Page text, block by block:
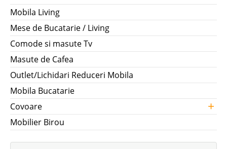
Mobila Living
Mese de Bucatarie / Living
Comode si masute Tv
Masute de Cafea
Outlet/Lichidari Reduceri Mobila
Mobila Bucatarie
Covoare
+
Mobilier Birou